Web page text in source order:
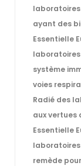
laboratoires
ayant des
Essentielle
laboratoires
système
voies
Radié des
aux vertues
Essentielle
laboratoires
remède